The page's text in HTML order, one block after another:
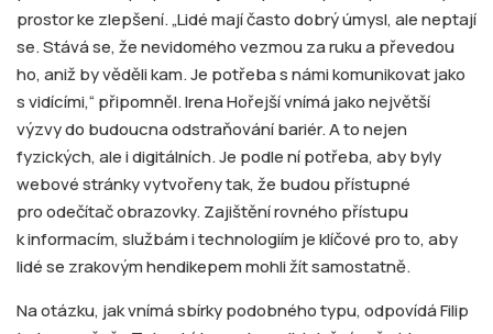
prostor ke zlepšení. „Lidé mají často dobrý úmysl, ale neptají
se. Stává se, že nevidomého vezmou za ruku a převedou
ho, aniž by věděli kam. Je potřeba s námi komunikovat jako
s vidícími,“ připomněl. Irena Hořejší vnímá jako největší
výzvy do budoucna odstraňování bariér. A to nejen
fyzických, ale i digitálních. Je podle ní potřeba, aby byly
webové stránky vytvořeny tak, že budou přístupné
pro odečítač obrazovky. Zajištění rovného přístupu
k informacím, službám i technologiím je klíčové pro to, aby
lidé se zrakovým hendikepem mohli žít samostatně.
Na otázku, jak vnímá sbírky podobného typu, odpovídá Filip